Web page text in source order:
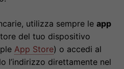
utilizza sempre le app
del tuo dispositivo
App Store) o accedi al
l’indirizzo direttamente nel